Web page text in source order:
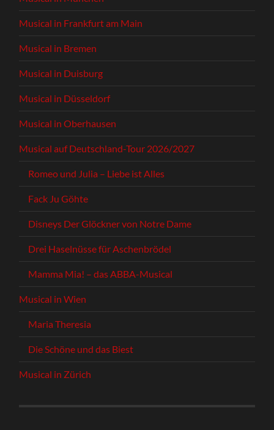
Musical in Frankfurt am Main
Musical in Bremen
Musical in Duisburg
Musical in Düsseldorf
Musical in Oberhausen
Musical auf Deutschland-Tour 2026/2027
Romeo und Julia – Liebe ist Alles
Fack Ju Göhte
Disneys Der Glöckner von Notre Dame
Drei Haselnüsse für Aschenbrödel
Mamma Mia! – das ABBA-Musical
Musical in Wien
Maria Theresia
Die Schöne und das Biest
Musical in Zürich